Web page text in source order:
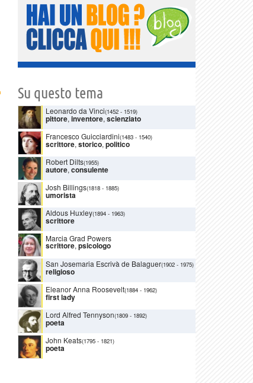
Su questo tema
Leonardo da Vinci(1452 - 1519)
pittore, inventore,scienziato
Francesco Guicciardini(1483 - 1540)
scrittore, storico, politico
Robert Dilts(1955)
autore, consulente
Josh Billings(1818 - 1885)
umorista
Aldous Huxley(1894 - 1963)
scrittore
Marcia Grad Powers
scrittore, psicologo
San Josemaria Escrivà de Balaguer(1902 - 1975)
religioso
Eleanor Anna Roosevelt(1884 - 1962)
first lady
Lord Alfred Tennyson(1809 - 1892)
poeta
John Keats(1795 - 1821)
poeta